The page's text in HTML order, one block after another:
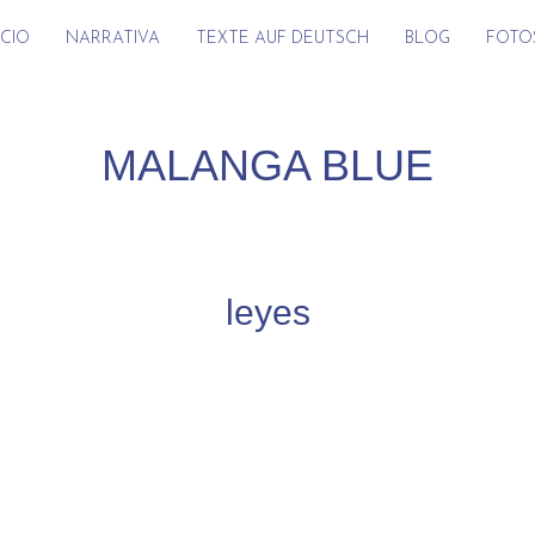
NARRATIVA TEXTE AUF DEUTSCH BLOG
MALANGA BLUE
leyes